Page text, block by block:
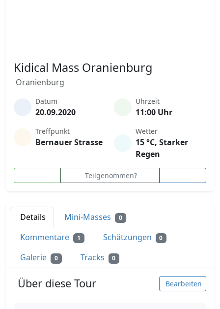
Kidical Mass Oranienburg
Oranienburg
Datum
20.09.2020
Uhrzeit
11:00 Uhr
Treffpunkt
Bernauer Strasse
Wetter
15 °C, Starker
Regen
Teilgenommen?
Details Mini-Masses 0
Kommentare 1 Schätzungen 0
Galerie 0 Tracks 0
Über diese Tour Bearbeiten